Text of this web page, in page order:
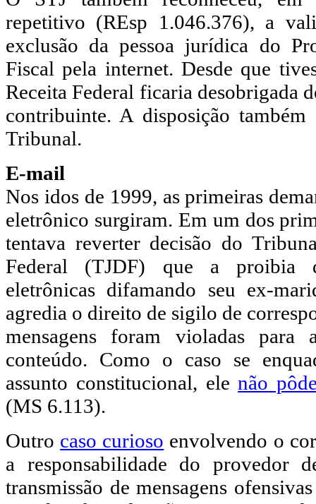
repetitivo (REsp 1.046.376), a
exclusão da pessoa jurídica do
Fiscal pela internet. Desde que
Receita Federal ficaria desobrigada
contribuinte. A disposição
Tribunal.
E-mail
Nos idos de 1999, as primeiras
eletrônico surgiram. Em um dos
tentava reverter decisão do
Federal (TJDF) que a proibia
eletrônicas difamando seu ex-
agredia o direito de sigilo de
mensagens foram violadas para
conteúdo. Como o caso se
assunto constitucional, elenão
(MS 6.113).
Outro caso curioso envolvendo o
a responsabilidade do provedor
transmissão de mensagens